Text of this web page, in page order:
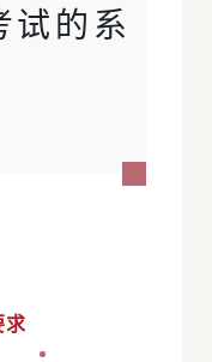
试的系